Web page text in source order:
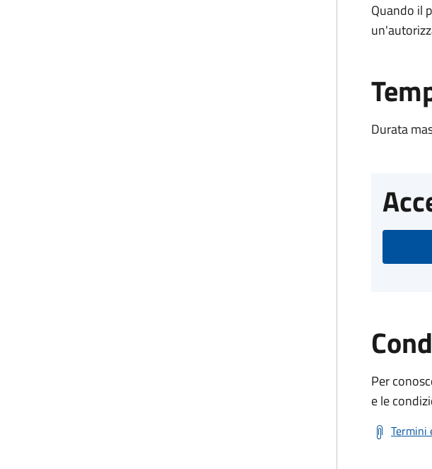
Quando il
Durata
Per
e le
Termini